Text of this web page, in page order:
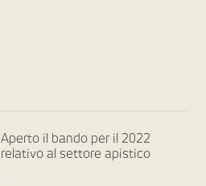
Aperto il bando per il 2022
relativo al settore apistico